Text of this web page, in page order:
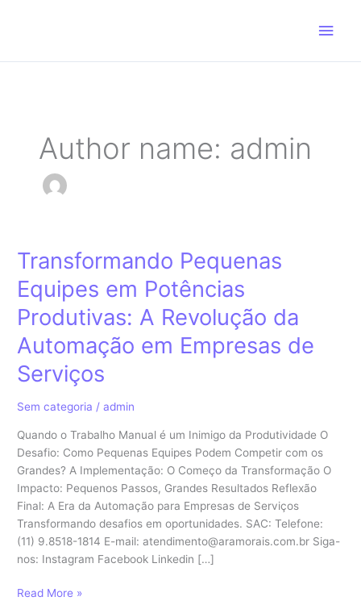
conteúdo
Author name: admin
Transformando Pequenas
Equipes em Potências
Produtivas: A Revolução da
Automação em Empresas de
Serviços
Sem categoria /admin
Quando o Trabalho Manual é um Inimigo da Produtividade O
Desafio: Como Pequenas Equipes Podem Competir com os
Grandes? A Implementação: O Começo da Transformação O
Impacto: Pequenos Passos, Grandes Resultados Reflexão
Final: A Era da Automação para Empresas de Serviços
Transformando desafios em oportunidades. SAC: Telefone:
(11) 9.8518-1814 E-mail: atendimento@aramorais.com.br Siga-
nos: Instagram Facebook Linkedin […]
Transformando
Pequenas
Equipes
em
Potências
Produtivas:
Revolução
Automação
em
Empresas
de
Serviços
Read More »